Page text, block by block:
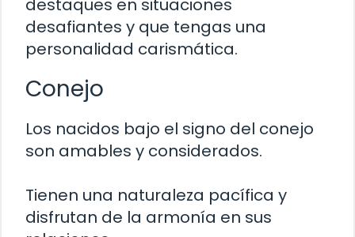
destaques en situaciones
desafiantes y que tengas una
personalidad carismática.
Conejo
Los nacidos bajo el signo del conejo
son amables y considerados.
Tienen una naturaleza pacífica y
disfrutan de la armonía en sus